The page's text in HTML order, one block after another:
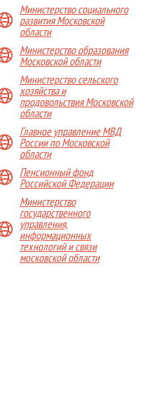
Министерство социального
развития Московской
области
Министерство образования
Московской области
Министерство сельского
хозяйства и
продовольствия Московской
области
Главное управление МВД
России по Московской
области
Пенсионный фонд
Российской Федерации
Министерство
государственного
управления,
информационных
технологий и связи
московской области